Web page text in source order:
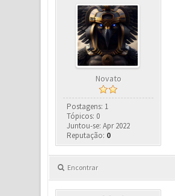
Novato
Postagens: 1
Tópicos: 0
Juntou-se: Apr 2022
Reputação: 0
Encontrar